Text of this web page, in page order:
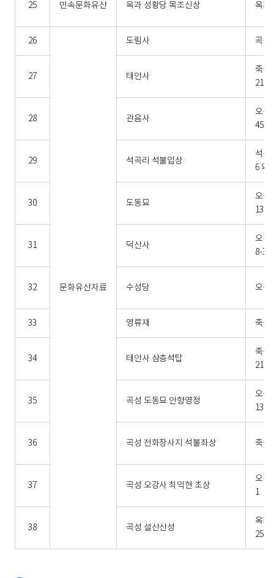
25 민속문화유산 옥과 성황당 목조신상 옥과
26
문화유산자료
도림사 곡성
27 태안사
죽곡
215
28 관음사
오산
453
29 석곡리 석불입상
석곡
6 외
30 도동묘
오곡
135
31 덕산사
오곡
8-3
32 수성당 오곡
33 영류재 죽곡
34 태안사 삼층석탑
죽곡
215
35 곡성 도동묘 안향영정
오곡
135
36 곡성 전화장사지 석불좌상 죽곡
37 곡성 오강사 최익현 초상
오곡
1
38 곡성 설산산성
옥과
256-